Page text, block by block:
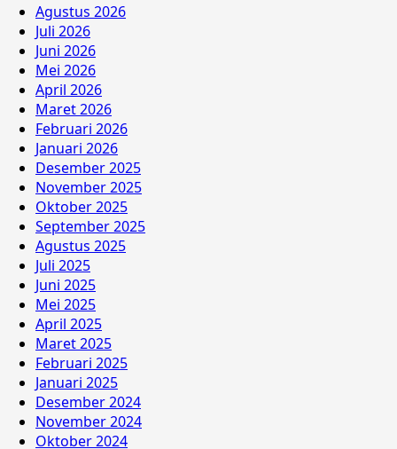
Agustus 2026
Juli 2026
Juni 2026
Mei 2026
April 2026
Maret 2026
Februari 2026
Januari 2026
Desember 2025
November 2025
Oktober 2025
September 2025
Agustus 2025
Juli 2025
Juni 2025
Mei 2025
April 2025
Maret 2025
Februari 2025
Januari 2025
Desember 2024
November 2024
Oktober 2024